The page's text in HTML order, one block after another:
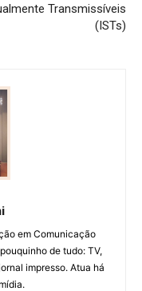
Transmissíveis
(ISTs)
em Comunicação
de tudo: TV,
impresso. Atua há